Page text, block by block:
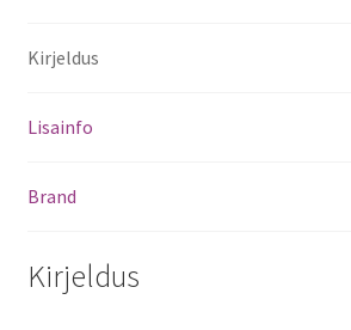
Kirjeldus
Lisainfo
Brand
Kirjeldus